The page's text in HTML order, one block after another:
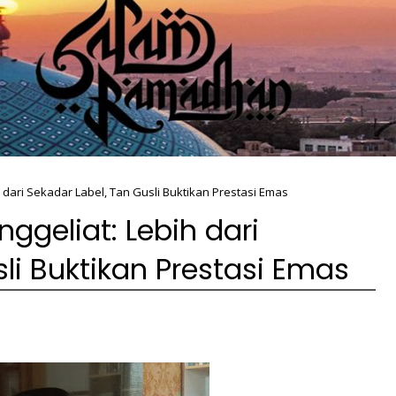
Sekadar Label, Tan Gusli Buktikan Prestasi Emas
Lebih dari
Buktikan Prestasi Emas